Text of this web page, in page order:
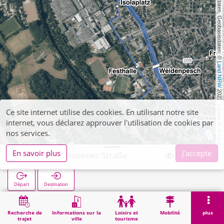
, Kartendaten, Geobasisdaten: ©
Land NRW
2021, Lizenz
dl-de/by-2-0
Recherche de
trajet
Informations sur la
ville
Loisirs et
tourisme
Mobilité plus
Birkesdorf Hovener Straße
Départ Destination
Démarrage Birkesdorf Hovener Straße
Ce site internet utilise des cookies. En utilisant notre site
internet, vous déclarez approuver l'utilisation de cookies par
nos services.
En savoir plus
J'accepte